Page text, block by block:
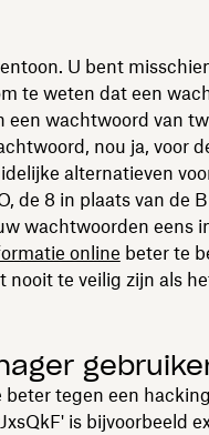
U bent
te weten dat een
een wachtwoord van
nou ja, voor
alternatieven
de 8 in plaats van de
wachtwoorden eens
online beter te
nooit te veilig zijn als
tegen een
is bijvoorbeeld